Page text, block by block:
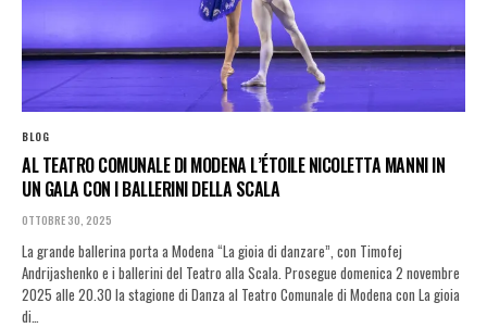
BLOG
AL TEATRO COMUNALE DI MODENA L’ÉTOILE NICOLETTA MANNI IN
UN GALA CON I BALLERINI DELLA SCALA
OTTOBRE 30, 2025
La grande ballerina porta a Modena “La gioia di danzare”, con Timofej
Andrijashenko e i ballerini del Teatro alla Scala. Prosegue domenica 2 novembre
2025 alle 20.30 la stagione di Danza al Teatro Comunale di Modena con La gioia
di…